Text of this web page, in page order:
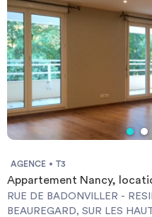
AGENCE T3
Appartement Nancy,
RUE DE BADONVILLER -
BEAUREGARD, SUR LES HAUTEURS